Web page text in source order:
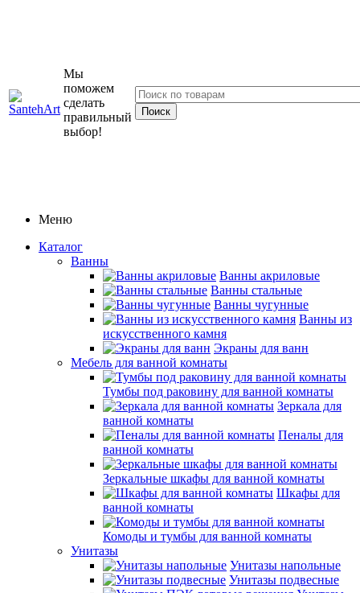
Мы
поможем
сделать
правильный
выбор!
Меню
Каталог
Ванны
Ванны акриловые
Ванны стальные
Ванны чугунные
Ванны из
искусственного камня
Экраны для ванн
Мебель для ванной комнаты
Тумбы под раковину для ванной комнаты
Зеркала для
ванной комнаты
Пеналы для
ванной комнаты
Зеркальные шкафы для ванной комнаты
Шкафы для
ванной комнаты
Комоды и тумбы для ванной комнаты
Унитазы
Унитазы напольные
Унитазы подвесные